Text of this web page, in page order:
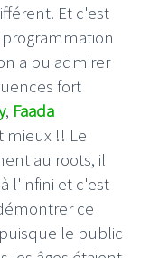
Et c'est
a pu admirer
fort
, Faada
mieux !! Le
au roots, il
l'infini et c'est
ce
le public